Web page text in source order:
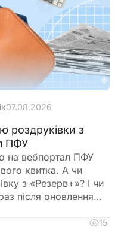
07.08.2026
роздруківки з
ПФУ
на вебпортал ПФУ
квитка. А чи
з «Резерв+»? І чи
після оновлення
15